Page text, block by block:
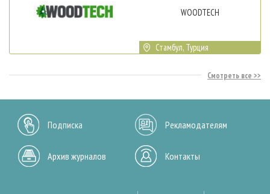
WOODTECH
Стамбул, Турция
Смотреть все
Подписка Рекламодателям
Архив журналов Контакты